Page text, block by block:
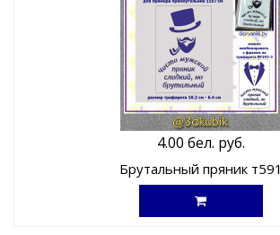
4.00 бел. руб.
Брутальный пряник т591